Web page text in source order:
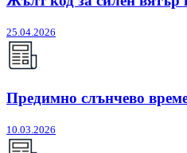
25.04.2026
Предимно слънчево
10.03.2026